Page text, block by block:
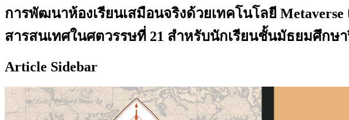
การพัฒนาห้องเรียนเสมือนจริงด้วยเทคโนโลยี
สารสนเทศในศตวรรษที่ 21 สำหรับนักเรียนชั้นมัธยมศึกษ
Article Sidebar